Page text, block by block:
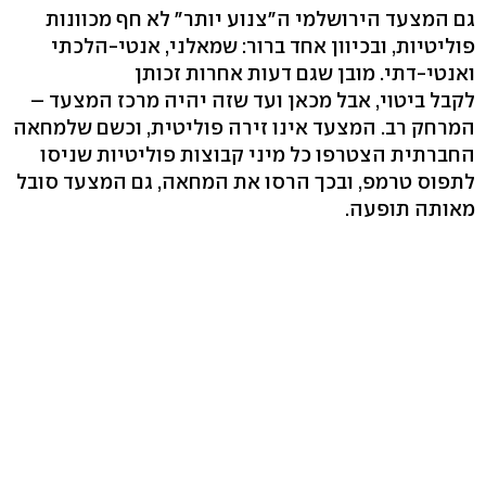
גם המצעד הירושלמי ה"צנוע יותר" לא חף מכוונות
פוליטיות, ובכיוון אחד ברור: שמאלני, אנטי-הלכתי
ואנטי-דתי. מובן שגם דעות אחרות זכותן
לקבל ביטוי, אבל מכאן ועד שזה יהיה מרכז המצעד –
המרחק רב. המצעד אינו זירה פוליטית, וכשם שלמחאה
החברתית הצטרפו כל מיני קבוצות פוליטיות שניסו
לתפוס טרמפ, ובכך הרסו את המחאה, גם המצעד סובל
מאותה תופעה.